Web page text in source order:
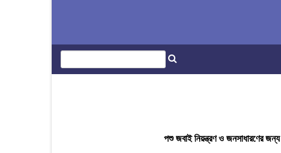
পশু জবাই নিয়ন্ত্রণ ও জনসাধারণের জন্য